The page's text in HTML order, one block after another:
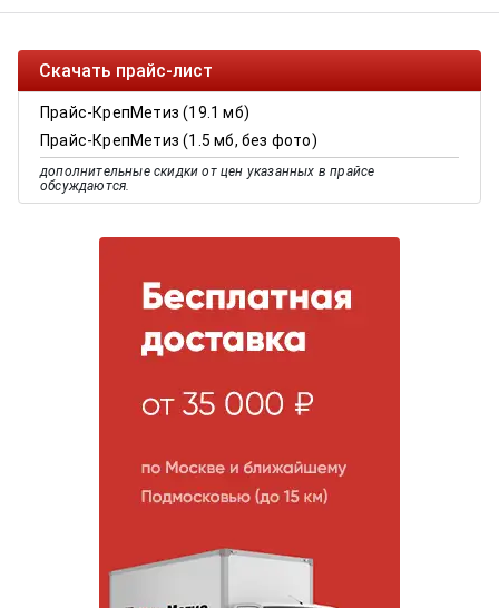
Скачать прайс-лист
Прайс-КрепМетиз (19.1 мб)
Прайс-КрепМетиз (1.5 мб, без фото)
дополнительные скидки от цен указанных в прайсе
обсуждаются.